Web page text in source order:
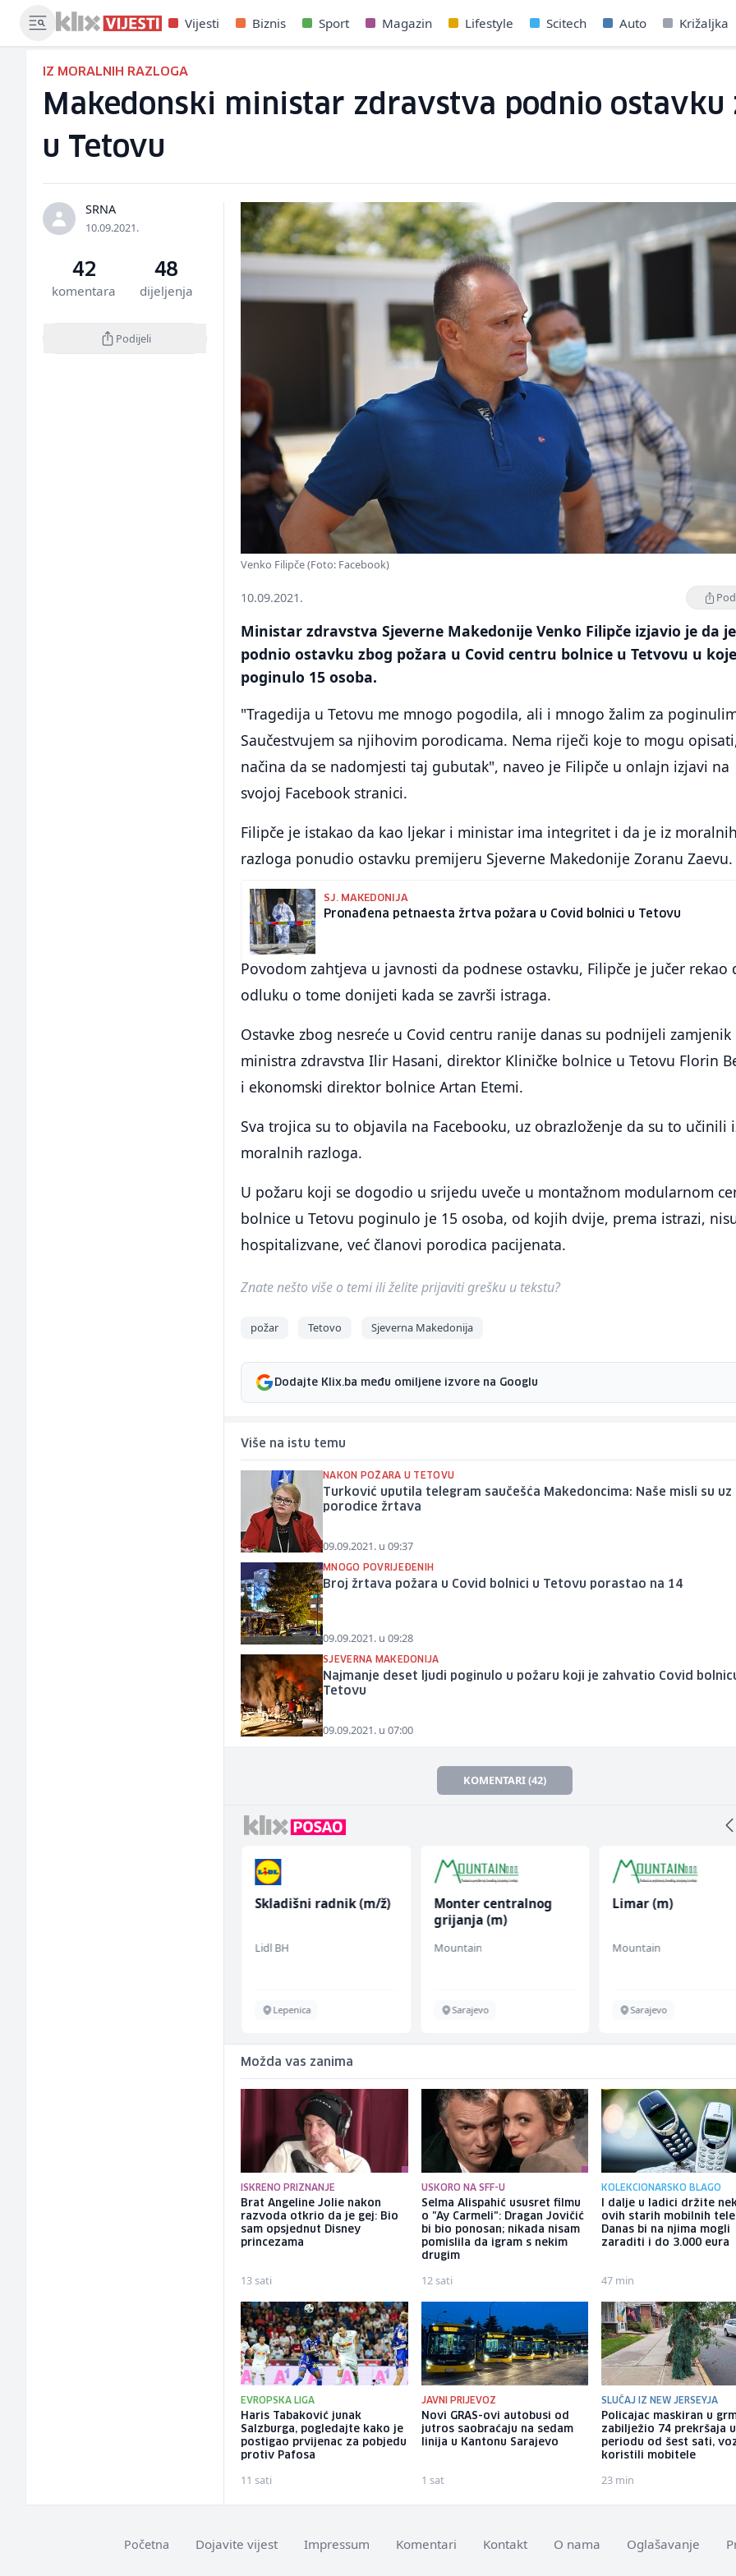
Vijesti Biznis Sport Magazin Lifestyle Scitech Auto Križaljka
IZ MORALNIH RAZLOGA
Makedonski ministar zdravstva podnio ostavku
u Tetovu
SRNA
10.09.2021.
42
komentara
48
dijeljenja
Podijeli
Venko Filipče (Foto: Facebook)
10.09.2021.
Ministar zdravstva Sjeverne Makedonije Venko Filipče izjavio je da je
podnio ostavku zbog požara u Covid centru bolnice u Tetvovu u
poginulo 15 osoba.
"Tragedija u Tetovu me mnogo pogodila, ali i mnogo žalim za
Saučestvujem sa njihovim porodicama. Nema riječi koje to mogu
načina da se nadomjesti taj gubutak", naveo je Filipče u onlajn izjavi na
svojoj Facebook stranici.
Filipče je istakao da kao ljekar i ministar ima integritet i da je iz
razloga ponudio ostavku premijeru Sjeverne Makedonije Zoranu Zaevu.
SJ. MAKEDONIJA
Pronađena petnaesta žrtva požara u Covid bolnici u Tetovu
Povodom zahtjeva u javnosti da podnese ostavku, Filipče je jučer rekao
odluku o tome donijeti kada se završi istraga.
Ostavke zbog nesreće u Covid centru ranije danas su podnijeli zamjenik
ministra zdravstva Ilir Hasani, direktor Kliničke bolnice u Tetovu Florin
i ekonomski direktor bolnice Artan Etemi.
Sva trojica su to objavila na Facebooku, uz obrazloženje da su to učinili
moralnih razloga.
U požaru koji se dogodio u srijedu uveče u montažnom modularnom
bolnice u Tetovu poginulo je 15 osoba, od kojih dvije, prema istrazi,
hospitalizvane, već članovi porodica pacijenata.
Znate nešto više o temi ili želite prijaviti grešku u tekstu?
požar Tetovo Sjeverna Makedonija
Dodajte Klix.ba među omiljene izvore na Googlu
Više na istu temu
NAKON POŽARA U TETOVU
Turković uputila telegram saučešća Makedoncima: Naše misli su uz
porodice žrtava
09.09.2021. u 09:37
MNOGO POVRIJEĐENIH
Broj žrtava požara u Covid bolnici u Tetovu porastao na 14
09.09.2021. u 09:28
SJEVERNA MAKEDONIJA
Najmanje deset ljudi poginulo u požaru koji je zahvatio Covid
Tetovu
09.09.2021. u 07:00
KOMENTARI (42)
Skladišni radnik (m/ž)
Lidl BH
Lepenica
Monter centralnog
grijanja (m)
Mountain
Sarajevo
Limar (m)
Mountain
Sarajevo
Možda vas zanima
ISKRENO PRIZNANJE
Brat Angeline Jolie nakon
razvoda otkrio da je gej: Bio
sam opsjednut Disney
princezama
13 sati
USKORO NA SFF-U
Selma Alispahić ususret filmu
o "Ay Carmeli": Dragan Jovičić
bi bio ponosan; nikada nisam
pomislila da igram s nekim
drugim
12 sati
KOLEKCIONARSKO BLAGO
I dalje u ladici držite
ovih starih mobilnih
Danas bi na njima mogli
zaraditi i do 3.000 eura
47 min
EVROPSKA LIGA
Haris Tabaković junak
Salzburga, pogledajte kako je
postigao prvijenac za pobjedu
protiv Pafosa
11 sati
JAVNI PRIJEVOZ
Novi GRAS-ovi autobusi od
jutros saobraćaju na sedam
linija u Kantonu Sarajevo
1 sat
SLUČAJ IZ NEW JERSEYJA
Policajac maskiran u
zabilježio 74 prekršaja u
periodu od šest sati,
koristili mobitele
23 min
Početna Dojavite vijest Impressum Komentari Kontakt O nama Oglašavanje